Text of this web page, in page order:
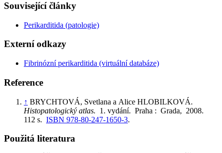
Související články
Perikarditida (patologie)
Externí odkazy
Fibrinózní perikarditida (virtuální databáze)
Reference
↑ BRYCHTOVÁ, Svetlana a Alice HLOBILKOVÁ.
Histopatologický atlas. 1. vydání. Praha : Grada, 2008.
112 s. ISBN 978-80-247-1650-3.
Použitá literatura